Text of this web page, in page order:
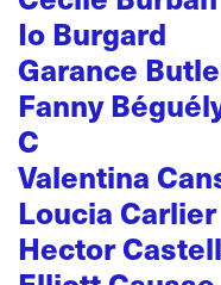
Io Burgard
Garance
Fanny
C
Valentina
Loucia Carlier
Hector